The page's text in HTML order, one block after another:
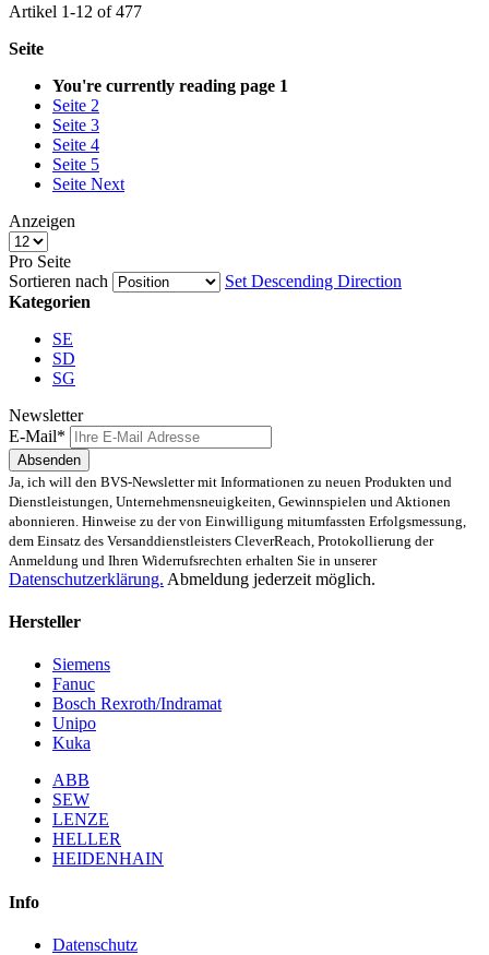
Artikel 1-12 of477
Seite
You're currently reading page 1
Seite 2
Seite 3
Seite 4
Seite 5
Seite Next
Anzeigen
Pro Seite
Sortieren nach
Set Descending Direction
Kategorien
SE
SD
SG
Newsletter
E-Mail*
Absenden
Ja, ich will den BVS-Newsletter mit Informationen zu neuen Produkten und
Dienstleistungen, Unternehmensneuigkeiten, Gewinnspielen und Aktionen
abonnieren. Hinweise zu der von Einwilligung mitumfassten Erfolgsmessung,
dem Einsatz des Versanddienstleisters CleverReach, Protokollierung der
Anmeldung und Ihren Widerrufsrechten erhalten Sie in unserer
Datenschutzerklärung. Abmeldung jederzeit möglich.
Hersteller
Siemens
Fanuc
Bosch Rexroth/Indramat
Unipo
Kuka
ABB
SEW
LENZE
HELLER
HEIDENHAIN
Info
Datenschutz